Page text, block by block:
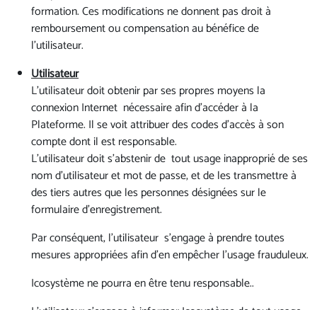
formation. Ces modifications ne donnent pas droit à
remboursement ou compensation au bénéfice de
l'utilisateur.
Utilisateur
L'utilisateur doit obtenir par ses propres moyens la
connexion Internet nécessaire afin d’accéder à la
Plateforme. Il se voit attribuer des codes d'accès à son
compte dont il est responsable.
L'utilisateur doit s’abstenir de tout usage inapproprié de ses
nom d’utilisateur et mot de passe, et de les transmettre à
des tiers autres que les personnes désignées sur le
formulaire d’enregistrement.
Par conséquent, l'utilisateur s’engage à prendre toutes
mesures appropriées afin d’en empêcher l’usage frauduleux.
Icosystème ne pourra en être tenu responsable..